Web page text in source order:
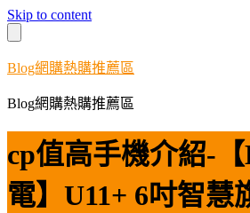
Skip to content
Blog網購熱購推薦區
Blog網購熱購推薦區
cp值高手機介紹-
電】U11+ 6吋智慧